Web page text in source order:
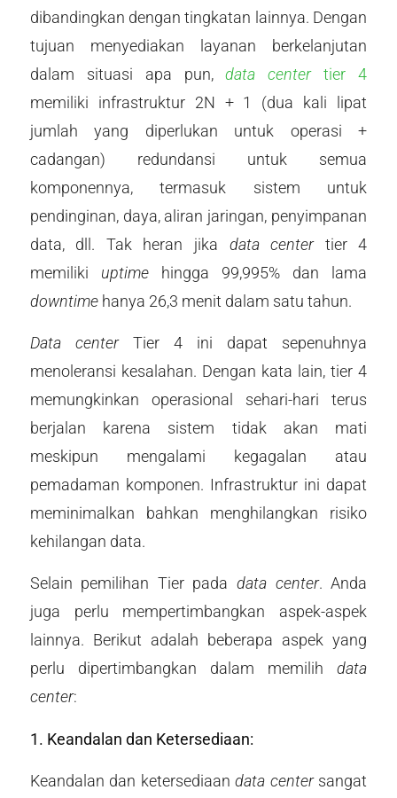
dibandingkan dengan tingkatan lainnya. Dengan
tujuan menyediakan layanan berkelanjutan
dalam situasi apa pun,data centertier 4
memiliki infrastruktur 2N + 1 (dua kali lipat
jumlah yang diperlukan untuk operasi +
cadangan) redundansi untuk semua
komponennya, termasuk sistem untuk
pendinginan, daya, aliran jaringan, penyimpanan
data, dll. Tak heran jika data centertier 4
memiliki uptimehingga 99,995% dan lama
downtimehanya 26,3 menit dalam satu tahun.
Data centerTier 4 ini dapat sepenuhnya
menoleransi kesalahan. Dengan kata lain, tier 4
memungkinkan operasional sehari-hari terus
berjalan karena sistem tidak akan mati
meskipun mengalami kegagalan atau
pemadaman komponen. Infrastruktur ini dapat
meminimalkan bahkan menghilangkan risiko
kehilangan data.
Selain pemilihan Tier padadata center. Anda
juga perlu mempertimbangkan aspek-aspek
lainnya. Berikut adalah beberapa aspek yang
perlu dipertimbangkan dalam memilihdata
center:
1. Keandalan dan Ketersediaan:
Keandalan dan ketersediaandata centersangat